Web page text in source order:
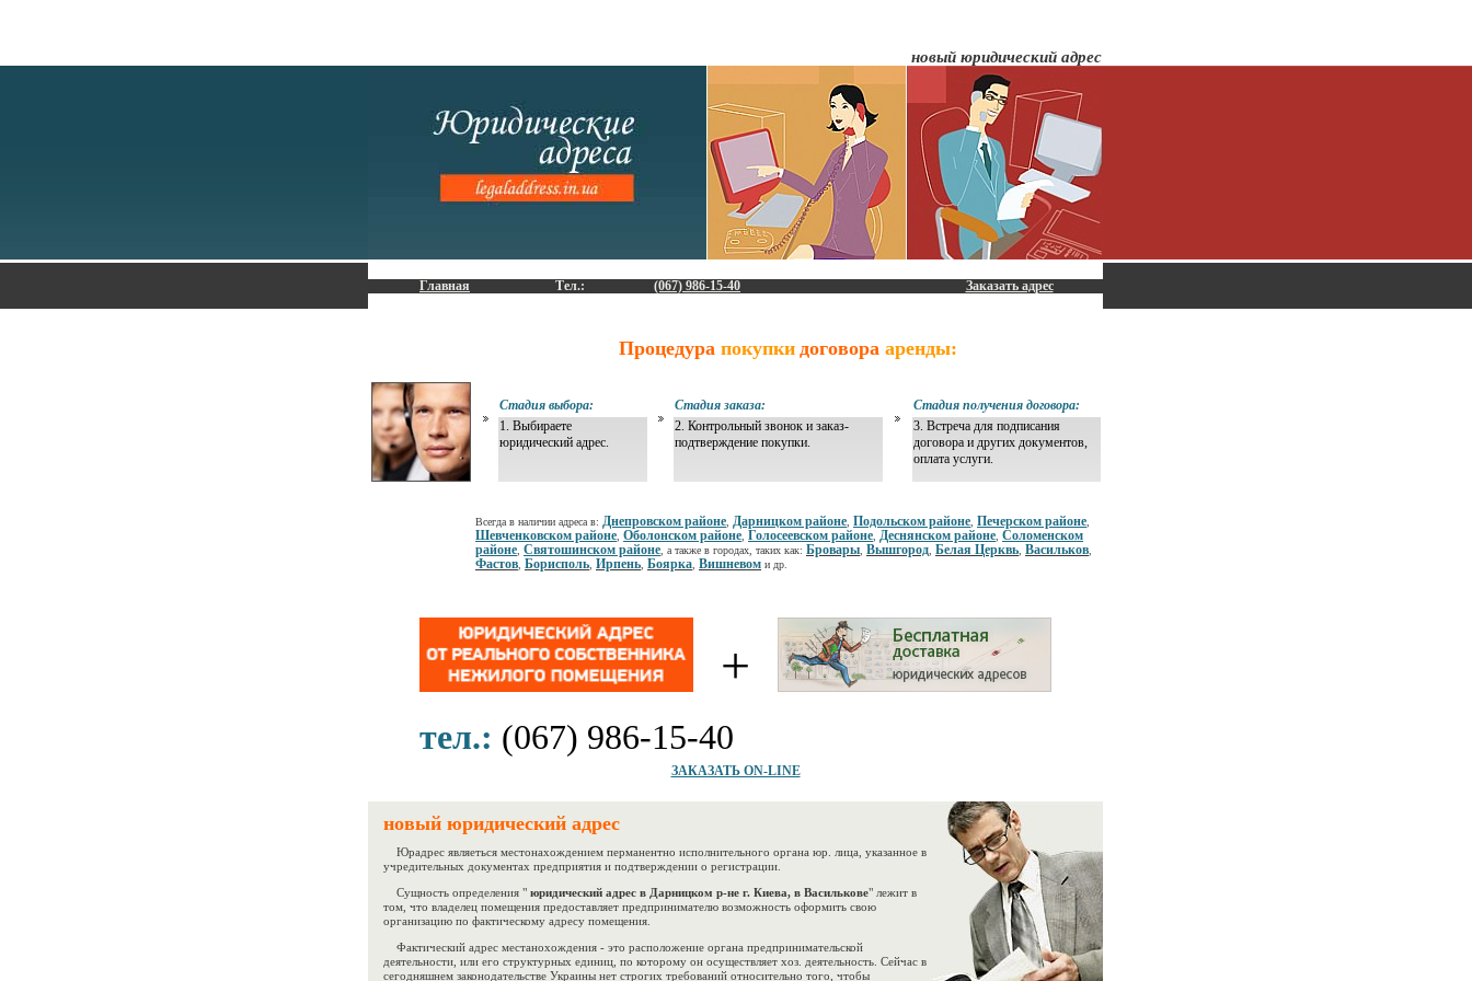
новый юридический адрес
Главная Тел.: (067) 986-15-40 Заказать адрес
Процедурапокупки договорааренды:
Стадия выбора: Стадия заказа:
Стадия получения договора:
1. Выбираете
юридический адрес.
2. Контрольный звонок и заказ-
подтверждение покупки.
3. Встреча для подписания
договора и других документов,
оплата услуги.
Всегда в наличии адреса в: Днепровском районе Дарницком районе Подольском районе Печерском районе
Шевченковском районе Оболонском районе Голосеевском районе Деснянском районе Соломенском
районе Святошинском районе , а также в городах, таких как: Бровары Вышгород Белая Церквь Васильков
Фастов Борисполь Ирпень Боярка Вишневом и др.
+
тел.: (067) 986-15-40
ЗАКАЗАТЬ ON-LINE
новый юридический адрес
Юрадрес являеться местонахождением перманентно исполнительного органа юр. лица, указанное в
учредительных документах предприятия и подтверждении о регистрации.
Сущность определения " юридический адрес в Дарницком р-не г. Киева, в Василькове" лежит в
том, что владелец помещения предоставляет предпринимателю возможность оформить свою
организацию по фактическому адресу помещения.
Фактический адрес местанохождения - это расположение органа предпринимательской
деятельности, или его структурных единиц, по которому он осуществляет хоз. деятельность. Сейчас в
сегодняшнем законодательстве Украины нет строгих требований относительно того, чтобы